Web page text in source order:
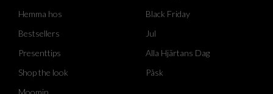
Hemma hos
Bestsellers
Presenttips
Shop the look
Moomin
Black Friday
Jul
Alla Hjärtans Dag
Påsk